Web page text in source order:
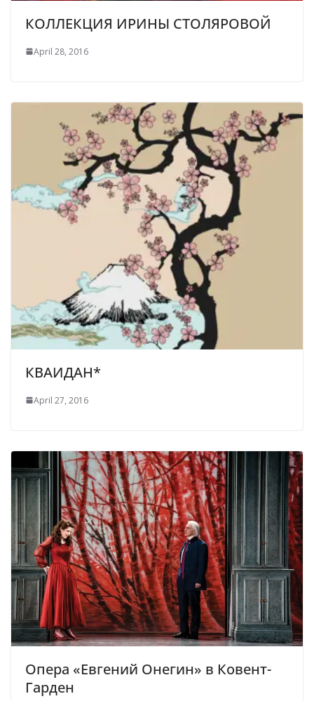
КОЛЛЕКЦИЯ ИРИНЫ СТОЛЯРОВОЙ
April 28, 2016
КВАИДАН*
April 27, 2016
Опера «Евгений Онегин» в Ковент-
Гарден